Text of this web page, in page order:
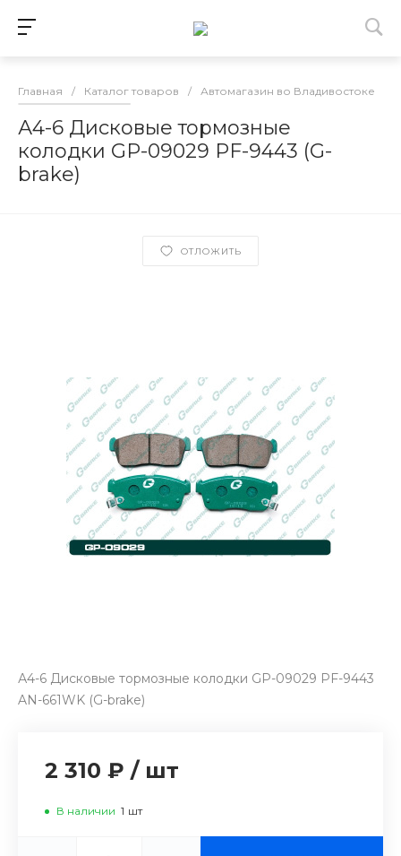
Главная / Каталог товаров / Автомагазин во Владивостоке
А4-6 Дисковые тормозные
колодки GP-09029 PF-9443 (G-
brake)
ОТЛОЖИТЬ
А4-6 Дисковые тормозные колодки GP-09029 PF-9443
AN-661WK (G-brake)
2 310 ₽ / шт
В наличии 1 шт